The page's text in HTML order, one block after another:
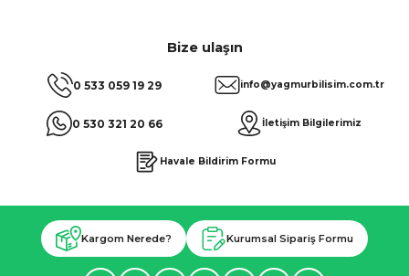
Bize ulaşın
0 533 059 19 29
0 530 321 20 66
info@yagmurbilisim.com.tr
İletişim Bilgilerimiz
Havale Bildirim Formu
Kargom Nerede? Kurumsal Sipariş Formu